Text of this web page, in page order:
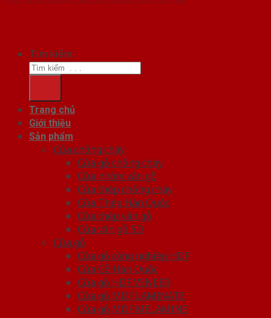
Tìm kiếm:
Trang chủ
Giới thiệu
Sản phẩm
Cửa chống cháy
Cửa gỗ chống cháy
Cửa nhôm vân gỗ
Cửa thép chống cháy
Cửa Thép Hàn Quốc
Cửa thép vân gỗ
Cửa vân gỗ 5D
Cửa gỗ
Cửa gỗ công nghiệp HDF
Cửa Gỗ Hàn Quốc
Cửa gỗ HDF VENEER
Cửa gỗ MDF LAMINATE
Cửa gỗ MDF MELAMINE